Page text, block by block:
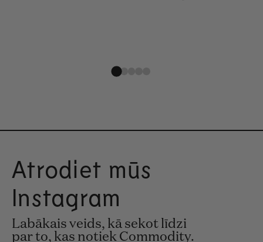
Atrodiet mūs
Instagram
Labākais veids, kā sekot līdzi
par to, kas notiek Commodity.